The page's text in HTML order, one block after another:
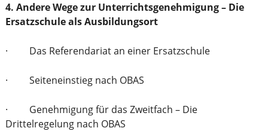
4. Andere Wege zur Unterrichtsgenehmigung – Die
Ersatzschule als Ausbildungsort
· Das Referendariat an einer Ersatzschule
· Seiteneinstieg nach OBAS
· Genehmigung für das Zweitfach – Die
Drittelregelung nach OBAS